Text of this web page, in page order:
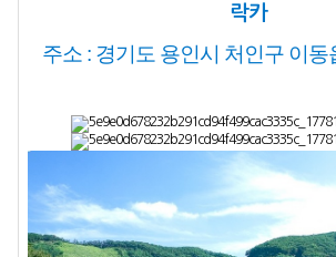
락카
주소 : 경기도 용인시 처인구 이동